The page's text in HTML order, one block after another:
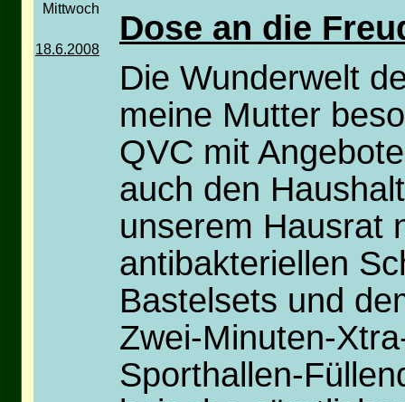
Mittwoch
18.6.2008
Dose an die
Die Wunderwelt
meine Mutter
QVC mit
auch den
unserem Hausrat
antibakteriellen
Bastelsets und
Zwei-Minuten-
Sporthallen-